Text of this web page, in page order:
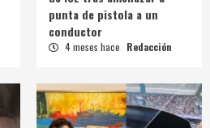
punta de pistola a un
conductor
4 meses hace Redacción